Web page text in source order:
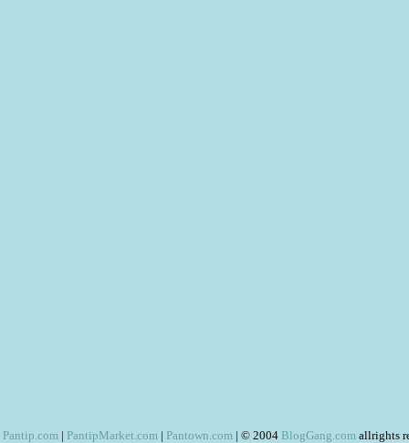
Pantip.com | PantipMarket.com | Pantown.com | © 2004 BlogGang.com allrights